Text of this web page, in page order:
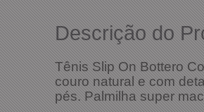
Descrição do
Tênis Slip On Bottero
couro natural e com
pés. Palmilha super